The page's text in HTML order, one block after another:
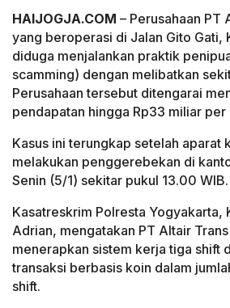
HAIJOGJA.COM – Perusahaan PT
yang beroperasi di Jalan Gito Gati,
diduga menjalankan praktik
scamming) dengan melibatkan
Perusahaan tersebut ditengarai
pendapatan hingga Rp33 miliar per
Kasus ini terungkap setelah aparat
melakukan penggerebekan di
Senin (5/1) sekitar pukul 13.00 WIB.
Kasatreskrim Polresta Yogyakarta,
Adrian, mengatakan PT Altair
menerapkan sistem kerja tiga shift
transaksi berbasis koin dalam
shift.